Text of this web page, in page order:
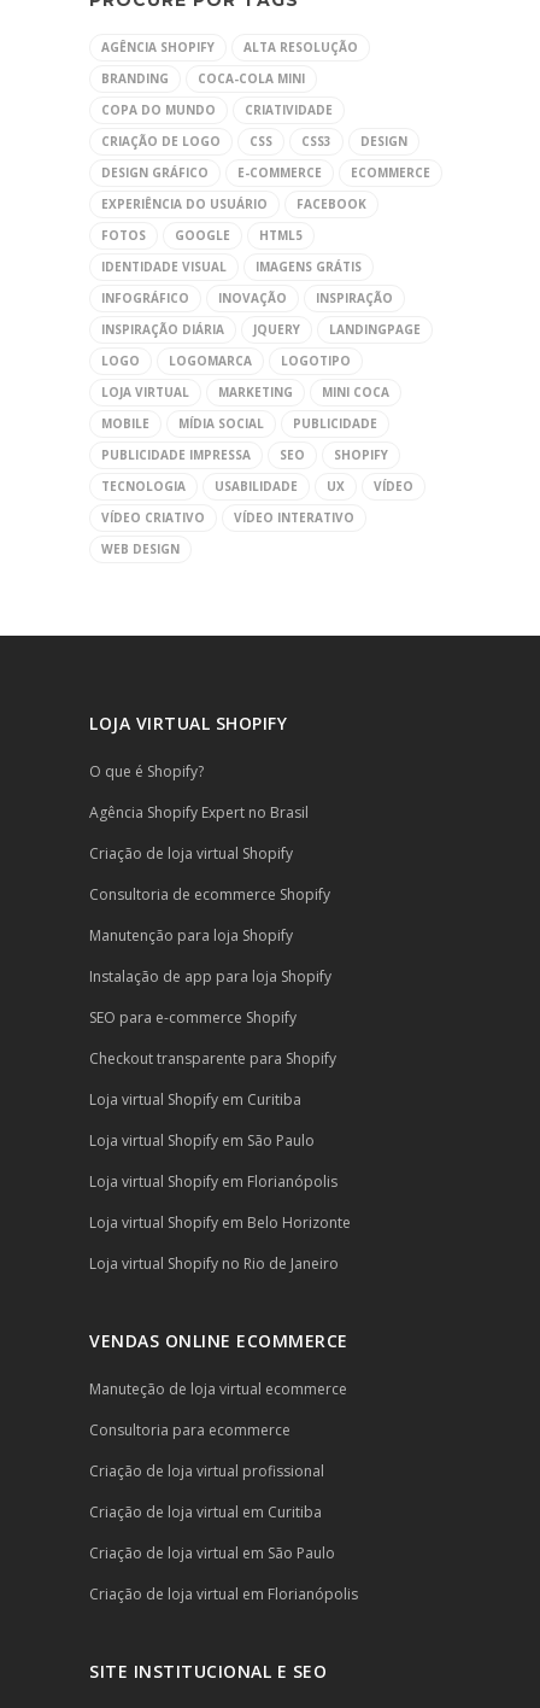
AGÊNCIA SHOPIFY
ALTA RESOLUÇÃO
BRANDING
COCA-COLA MINI
COPA DO MUNDO
CRIATIVIDADE
CRIAÇÃO DE LOGO
CSS CSS3
DESIGN
DESIGN GRÁFICO
E-COMMERCE
ECOMMERCE
EXPERIÊNCIA DO USUÁRIO
FACEBOOK
FOTOS
GOOGLE
HTML5
IDENTIDADE VISUAL
IMAGENS GRÁTIS
INFOGRÁFICO
INOVAÇÃO
INSPIRAÇÃO
INSPIRAÇÃO DIÁRIA
JQUERY
LANDINGPAGE
LOGO
LOGOMARCA
LOGOTIPO
LOJA VIRTUAL
MARKETING
MINI COCA
MOBILE
MÍDIA SOCIAL
PUBLICIDADE
PUBLICIDADE IMPRESSA
SEO
SHOPIFY
TECNOLOGIA
USABILIDADE UX
VÍDEO
VÍDEO CRIATIVO
VÍDEO INTERATIVO
WEB DESIGN
LOJA VIRTUAL SHOPIFY
O que é Shopify?
Agência Shopify Expert no Brasil
Criação de loja virtual Shopify
Consultoria de ecommerce Shopify
Manutenção para loja Shopify
Instalação de app para loja Shopify
SEO para e-commerce Shopify
Checkout transparente para Shopify
Loja virtual Shopify em Curitiba
Loja virtual Shopify em São Paulo
Loja virtual Shopify em Florianópolis
Loja virtual Shopify em Belo Horizonte
Loja virtual Shopify no Rio de Janeiro
VENDAS ONLINE ECOMMERCE
Manuteção de loja virtual ecommerce
Consultoria para ecommerce
Criação de loja virtual profissional
Criação de loja virtual em Curitiba
Criação de loja virtual em São Paulo
Criação de loja virtual em Florianópolis
SITE INSTITUCIONAL E SEO